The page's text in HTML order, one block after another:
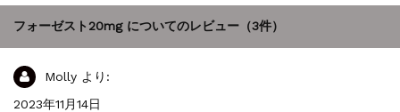
フォーゼスト20mgについてのレビュー（3件）
Molly より:
2023年11月14日